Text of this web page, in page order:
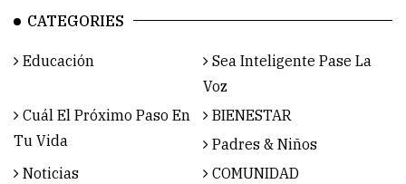
CATEGORIES
Educación
Sea Inteligente Pase La
Voz
Cuál El Próximo Paso En
Tu Vida
BIENESTAR
Padres & Niños
Noticias
COMUNIDAD